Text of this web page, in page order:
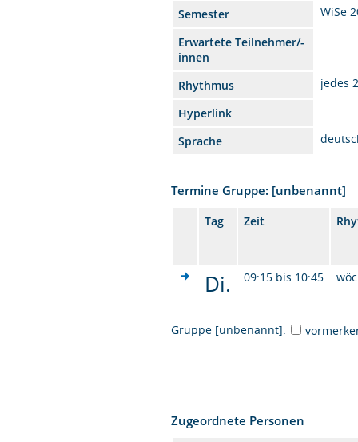
Semester
WiSe
Erwartete Teilnehmer/-
innen
Rhythmus
jedes
Hyperlink
Sprache
Termine Gruppe: [unbenannt]
Tag Zeit
Di. 09:15 bis 10:45
Gruppe [unbenannt]:
Zugeordnete Personen